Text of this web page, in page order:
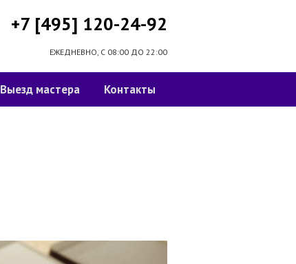
+7 [495] 120-24-92
ЕЖЕДНЕВНО, С 08:00 ДО 22:00
Выезд мастера Контакты